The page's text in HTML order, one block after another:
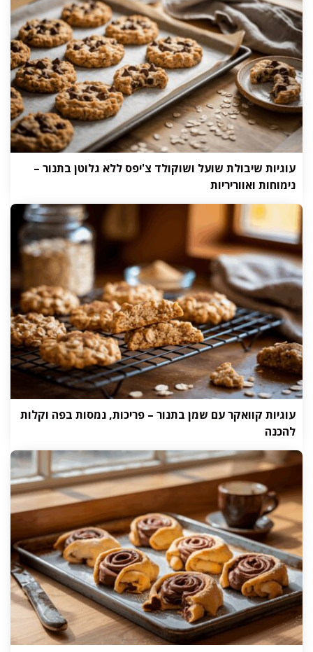
עוגיות שיבולת שועל ושוקולד צ'יפס ללא גלוטן בתנור –
נימוחות ואווריריות
עוגיות קוואקר עם שמן בתנור – פריכות, נמסות בפה וקלות
להכנה